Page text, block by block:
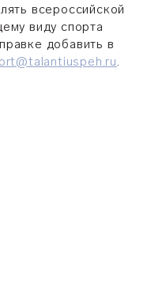
всероссийской
виду спорта
добавить в
.